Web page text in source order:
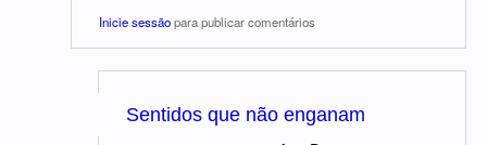
Inicie sessãopara publicar comentários
Sentidos que não enganam